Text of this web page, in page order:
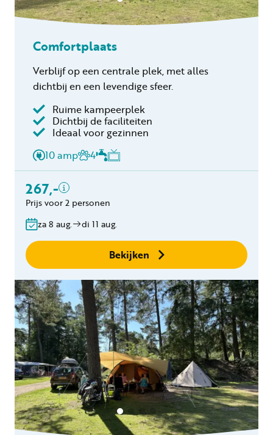
Comfortplaats
Verblijf op een centrale plek, met alles
dichtbij en een levendige sfeer.
Ruime kampeerplek
Dichtbij de faciliteiten
Ideaal voor gezinnen
10 amp
4
267,-
Inclusief
Prijs voor 2 personen
za 8 aug. di 11 aug.
Bekijken